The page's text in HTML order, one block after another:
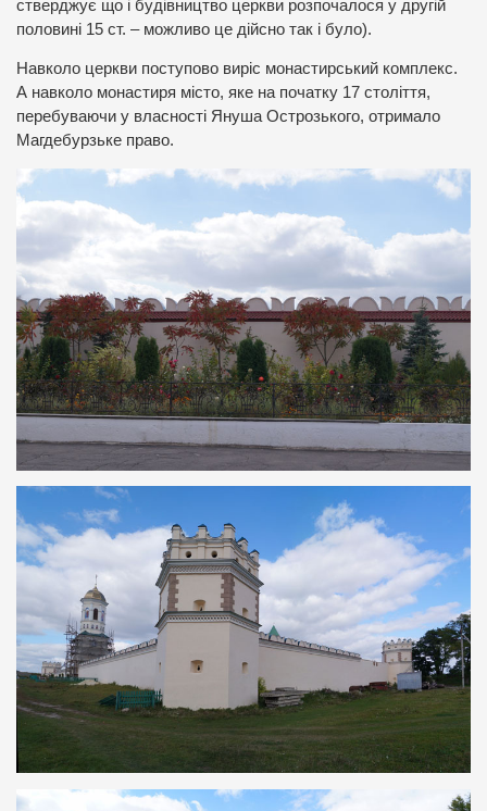
стверджує що і будівництво церкви розпочалося у другій
половині 15 ст. – можливо це дійсно так і було).
Навколо церкви поступово виріс монастирський комплекс.
А навколо монастиря місто, яке на початку 17 століття,
перебуваючи у власності Януша Острозького, отримало
Магдебурзьке право.